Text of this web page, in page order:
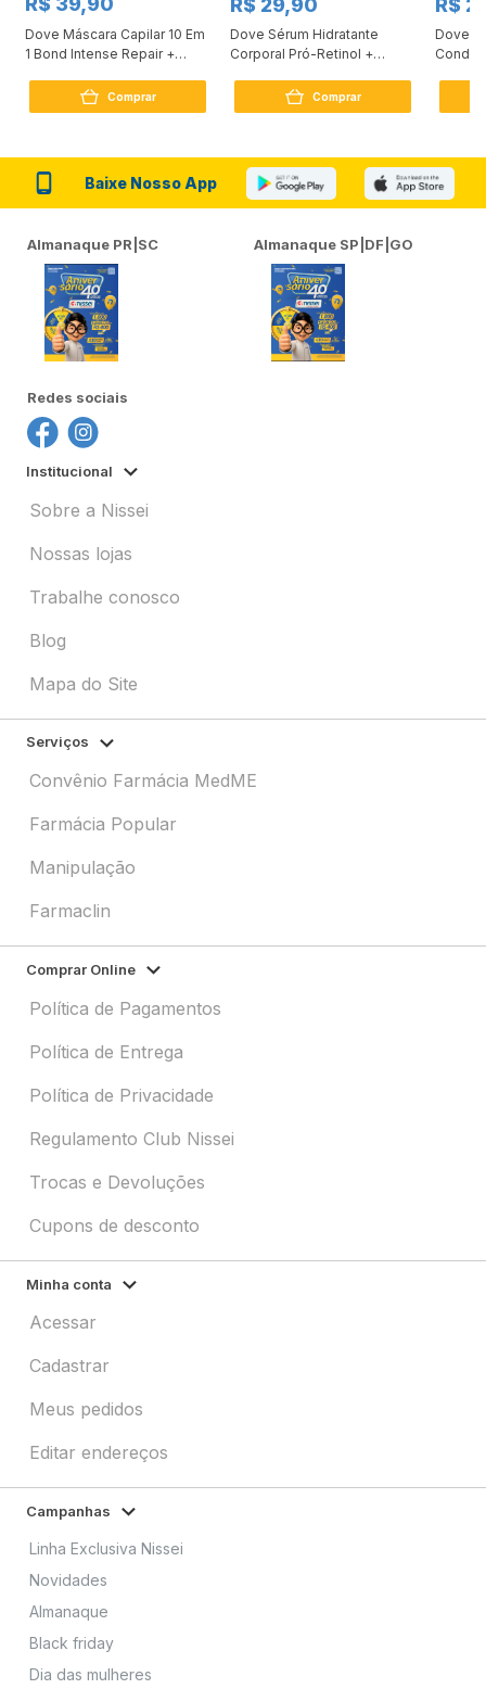
Dove Máscara Capilar 10 Em
1 Bond Intense Repair +
Comprar
R$ 29,90
Dove Sérum Hidratante
Corporal Pró-Retinol +
Comprar
R$
Dove
Baixe Nosso App
Almanaque PR|SC Almanaque SP|DF|GO
Redes sociais
Institucional
Sobre a Nissei
Nossas lojas
Trabalhe conosco
Blog
Mapa do Site
Serviços
Convênio Farmácia MedME
Farmácia Popular
Manipulação
Farmaclin
Comprar Online
Política de Pagamentos
Política de Entrega
Política de Privacidade
Regulamento Club Nissei
Trocas e Devoluções
Cupons de desconto
Minha conta
Acessar
Cadastrar
Meus pedidos
Editar endereços
Campanhas
Linha Exclusiva Nissei
Novidades
Almanaque
Black friday
Dia das mulheres